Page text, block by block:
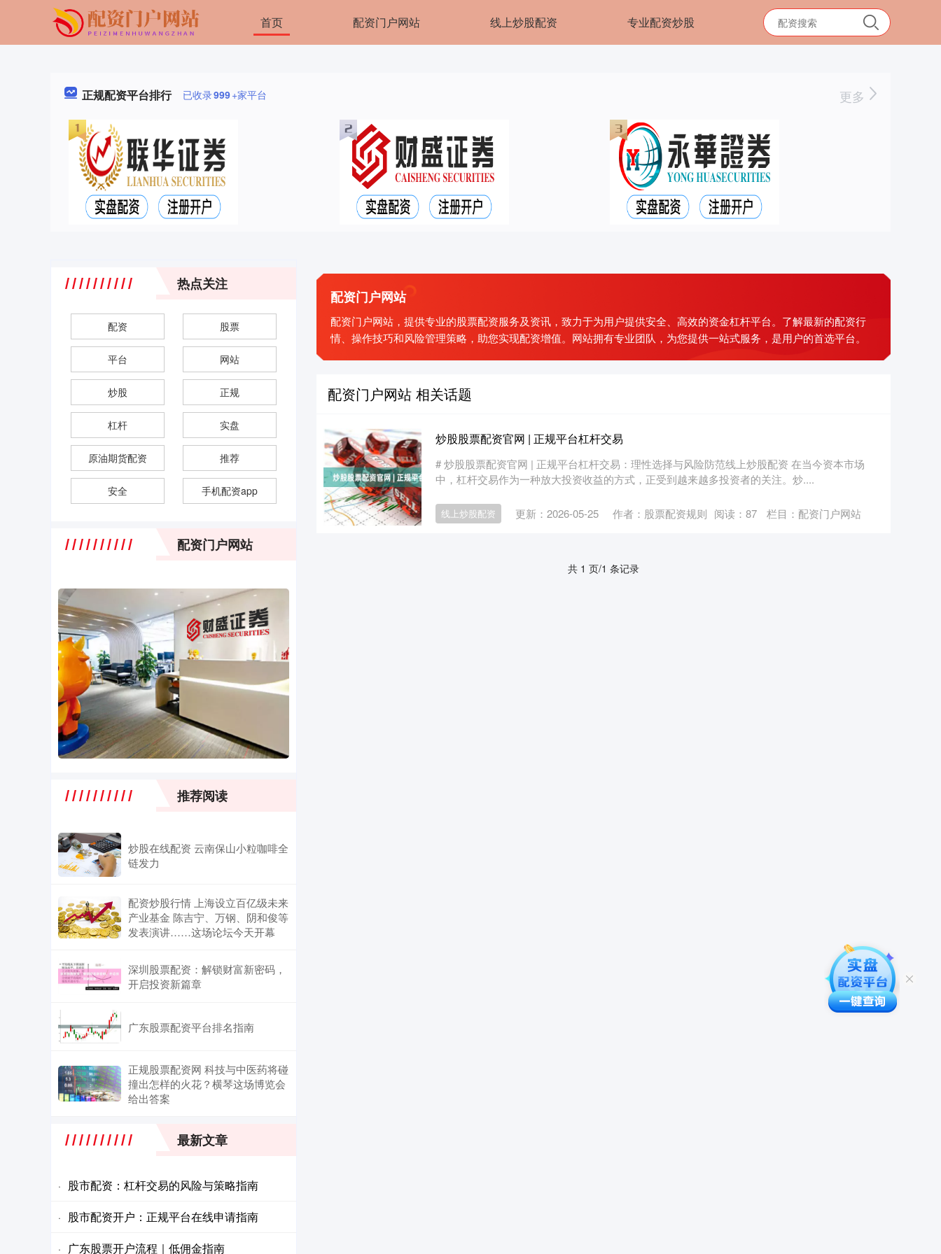
首页 配资门户网站 线上炒股配资 专业配资炒股
正规配资平台排行 已收录999+家平台 更多
配资门户网站
配资门户网站，提供专业的股票配资服务及资讯，致力于为用户提供安全、高效的资金杠杆平台。了解最新的配资行
情、操作技巧和风险管理策略，助您实现配资增值。网站拥有专业团队，为您提供一站式服务，是用户的首选平台。
配资门户网站 相关话题
炒股股票配资官网 | 正规平台杠杆交易
# 炒股股票配资官网 | 正规平台杠杆交易：理性选择与风险防范线上炒股配资 在当今资本市场
中，杠杆交易作为一种放大投资收益的方式，正受到越来越多投资者的关注。炒....
线上炒股配资 更新：2026-05-25 作者：股票配资规则 阅读： 87 栏目： 配资门户网站
共 1 页/1 条记录
热点关注
配资 股票
平台 网站
炒股 正规
杠杆 实盘
原油期货配资 推荐
安全 手机配资app
配资门户网站
推荐阅读
炒股在线配资 云南保山小粒咖啡全
链发力
配资炒股行情 上海设立百亿级未来
产业基金 陈吉宁、万钢、阴和俊等
发表演讲……这场论坛今天开幕
深圳股票配资：解锁财富新密码，
开启投资新篇章
广东股票配资平台排名指南
正规股票配资网 科技与中医药将碰
撞出怎样的火花？横琴这场博览会
给出答案
最新文章
· 股市配资：杠杆交易的风险与策略指南
· 股市配资开户：正规平台在线申请指南
· 广东股票开户流程｜低佣金指南